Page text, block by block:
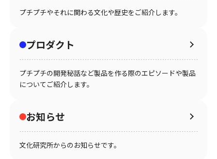
プチプチやそれに関わる文化や歴史をご紹介します。
プロダクト
プチプチの開発秘話など製品を作る際のエピソードや製品
についてご紹介します。
お知らせ
文化研究所からのお知らせです。